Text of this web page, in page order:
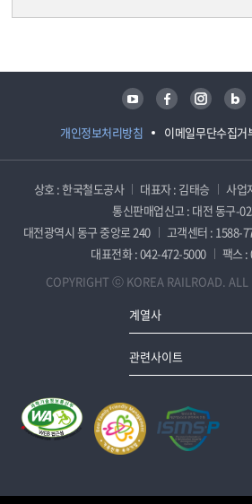
개인정보처리방침 이메일무단수집거
유튜브 페이스북 인스타그램 블로그
상호 : 한국철도공사 대표자 : 김태승
사업
통신판매업신고 : 대전 동구-
대전광역시 동구 중앙로 240
고객센터 : 1588-
대표전화 : 042-472-5000
팩스
COPYRIGHT ⓒ KOREA RAILROAD. ALL
계열사
관련사이트